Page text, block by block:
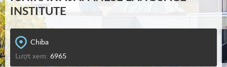
INSTITUTE
Chiba
Lượt xem: 6965